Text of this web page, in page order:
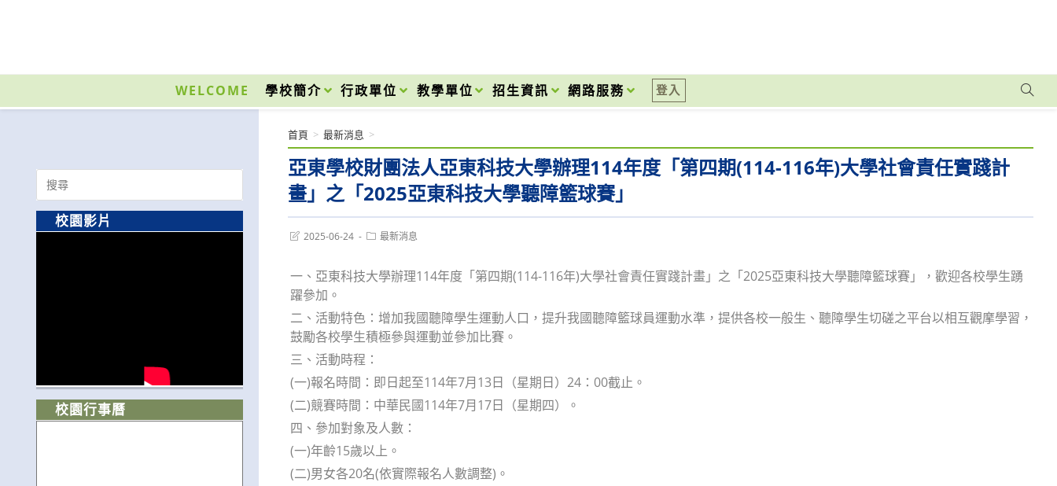
內
WELCOME 學校簡介 行政單位 教學單位 招生資訊 網路服務 登入
亞東學校財團法人亞東科技大學辦理114年度「第四期(114-116年)大學社會責任實踐計
畫」之「2025亞東科技大學聽障籃球賽」
首頁 > 最新消息 >
Post2025-06-24
Post最新消息
一、亞東科技大學辦理114年度「第四期(114-116年)大學社會責任實踐計畫」之「2025亞東科技大學聽障籃球賽」，歡迎各校學生踴
躍參加。
二、活動特色：增加我國聽障學生運動人口，提升我國聽障籃球員運動水準，提供各校一般生、聽障學生切磋之平台以相互觀摩學習，
鼓勵各校學生積極參與運動並參加比賽。
三、活動時程：
(一)報名時間：即日起至114年7月13日（星期日）24：00截止。
(二)競賽時間：中華民國114年7月17日（星期四）。
四、參加對象及人數：
(一)年齡15歲以上。
(二)男女各20名(依實際報名人數調整)。
Search
for:
校園影片
校園行事曆